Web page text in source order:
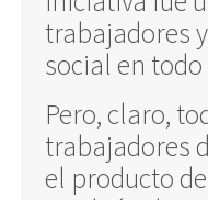
trabajadores
social en
Pero, claro,
trabajadores
el producto